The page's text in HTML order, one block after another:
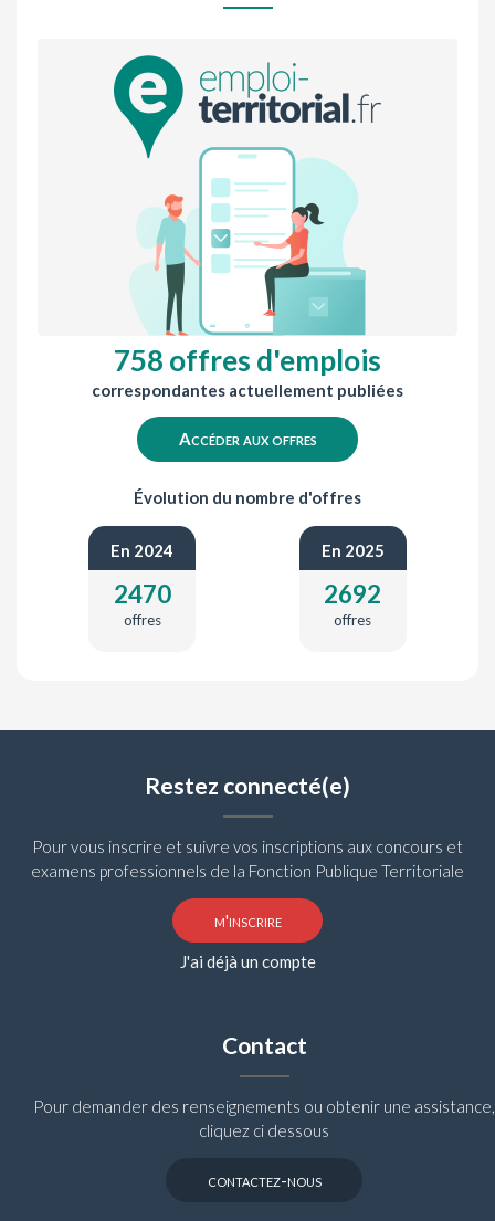
758 offres d'emplois
correspondantes actuellement publiées
Accéder aux offres
Évolution du nombre d'offres
En 2024
2470
offres
En 2025
2692
offres
Restez connecté(e)
Pour vous inscrire et suivre vos inscriptions aux concours et
examens professionnels de la Fonction Publique Territoriale
m'inscrire
J'ai déjà un compte
Contact
Pour demander des renseignements ou obtenir une assistance,
cliquez ci dessous
contactez-nous